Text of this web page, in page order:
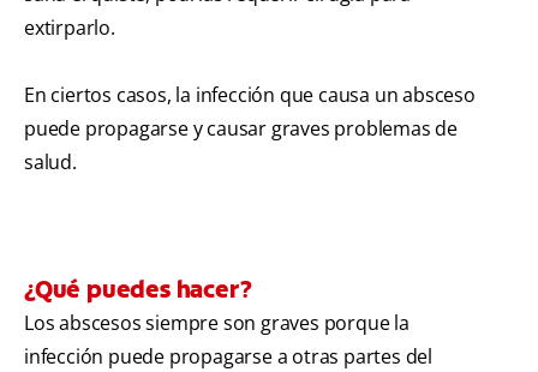
extirparlo.
En ciertos casos, la infección que causa un absceso
puede propagarse y causar graves problemas de
salud.
¿Qué puedes hacer?
Los abscesos siempre son graves porque la
infección puede propagarse a otras partes del